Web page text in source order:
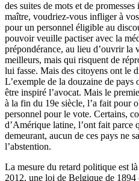
des suites de mots et de
maître, voudriez-vous infliger à
pour un personnel éligible au
pouvoir veuille pactiser avec la
prépondérance, au lieu d’ouvrir la
meilleurs, mais qui risquent de
lui fasse. Mais des citoyens ont le
L’exemple de la douzaine de
être inspiré l’avocat. Mais le
à la fin du 19e siècle, l’a fait pour
personnel pour le vote. Certains,
d’Amérique latine, l’ont fait parce
demeurant, aucun de ces pays ne
l’abstention.
La mesure du retard politique est
2012, une loi de Belgique de